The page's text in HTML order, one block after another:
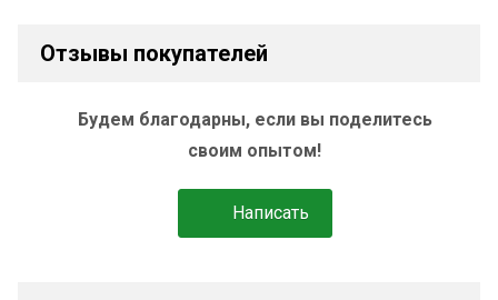
Отзывы покупателей
Будем благодарны, если вы поделитесь
своим опытом!
Написать